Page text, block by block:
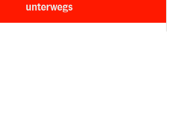
unterwegs